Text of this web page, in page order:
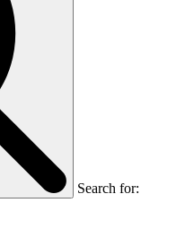
Search for: